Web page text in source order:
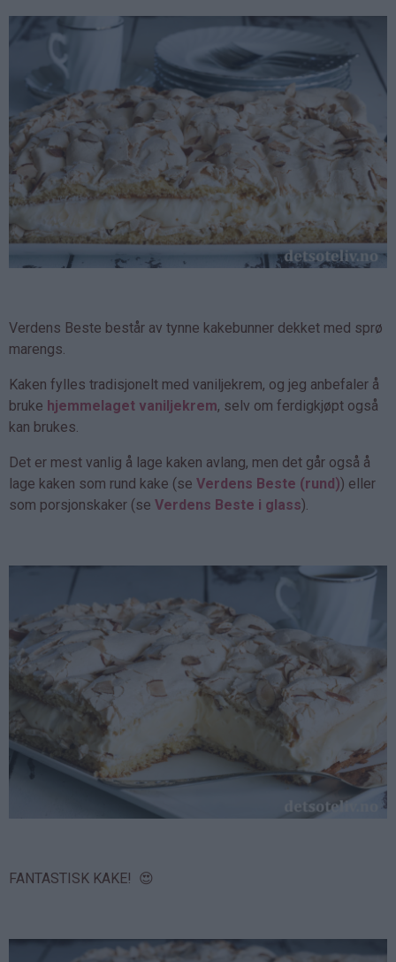
Verdens Beste består av tynne kakebunner dekket med sprø
marengs.
Kaken fylles tradisjonelt med vaniljekrem, og jeg anbefaler å
bruke hjemmelaget vaniljekrem, selv om ferdigkjøpt også
kan brukes.
Det er mest vanlig å lage kaken avlang, men det går også å
lage kaken som rund kake (se Verdens Beste (rund)) eller
som porsjonskaker (se Verdens Beste i glass).
FANTASTISK KAKE! 😍